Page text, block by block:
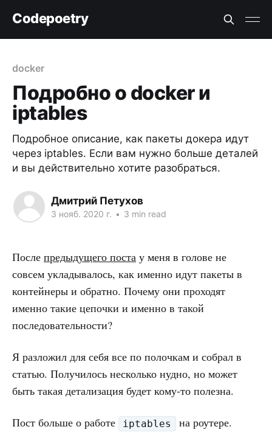
Codepoetry
docker
Подробно о docker и
iptables
Подробное описание, как пакеты докера идут
через iptables. Если вам нужно больше деталей
и вы действительно хотите разобраться.
Дмитрий Петухов
3 нояб. 2020 г. • 3 min read
После предыдущего поста у меня в голове не
совсем укладывалось, как именно идут пакеты в
контейнеры и обратно. Почему они проходят
именно такие цепочки и именно в такой
последовательности?
Я разложил для себя все по полочкам и собрал в
статью. Получилось несколько нудно, но может
быть такая детализация будет кому-то полезна.
Пост больше о работе iptables на роутере.